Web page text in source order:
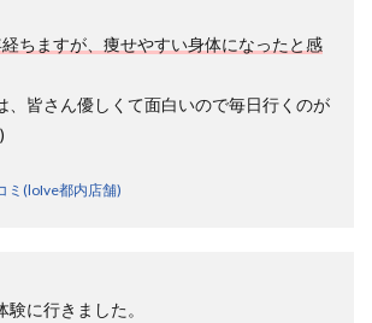
ちますが、痩せやすい身体になったと感
、皆さん優しくて面白いので毎日行くのが
ミ(loIve都内店舗)
に行きました。